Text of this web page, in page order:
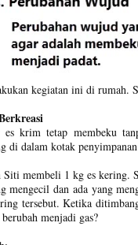
kegiatan ini di rumah.
es krim tetap membeku
di dalam kotak
Siti membeli 1 kg es kering.
mengecil dan ada yang
tersebut. Ketika
menjadi gas?